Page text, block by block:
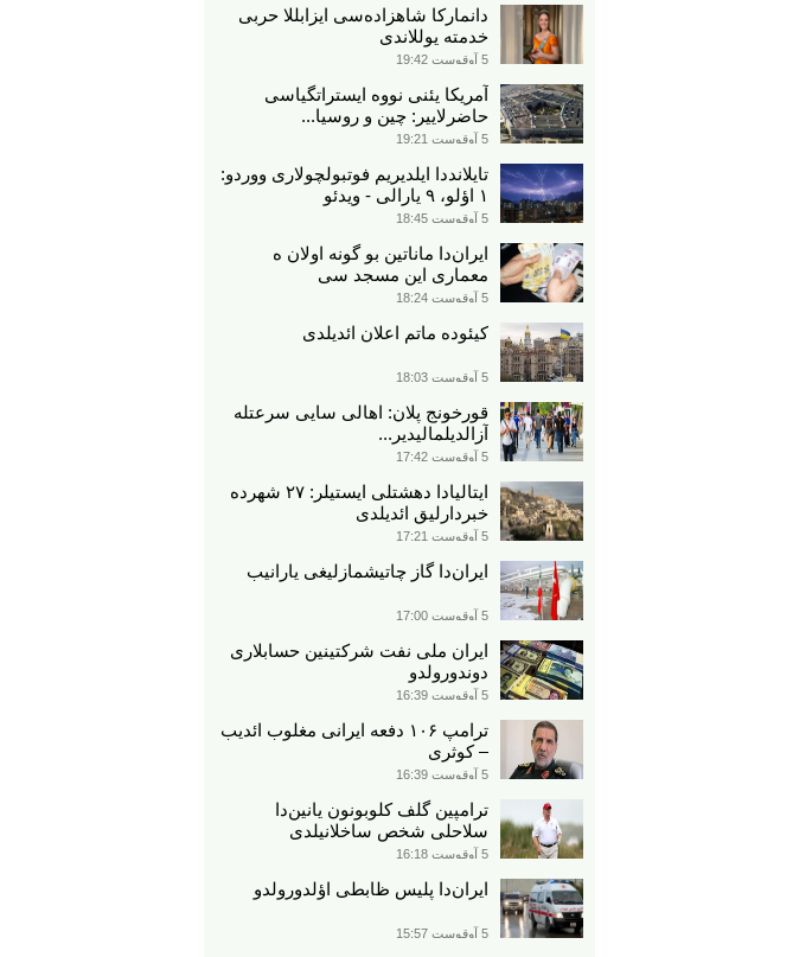
دانمارکا شاهزاده‌سی ایزابللا حربی
خدمته یوللاندی
5 آوقوست 19:42
آمریکا یئنی نووه ایستراتگیاسی
حاضرلاییر: چین و روسیا...
5 آوقوست 19:21
تایلانددا ایلدیریم فوتبولچولاری ووردو:
۱ اؤلو، ۹ یارالی - ویدئو
5 آوقوست 18:45
ایران‌دا ماناتین بو گونه اولان ه
معماری این مسجد سی
5 آوقوست 18:24
کیئوده ماتم اعلان ائدیلدی
5 آوقوست 18:03
قورخونج پلان: اهالی سایی سرعتله
آزالدیلمالیدیر...
5 آوقوست 17:42
ایتالیادا دهشتلی ایستیلر: ۲۷ شهرده
خبردارلیق ائدیلدی
5 آوقوست 17:21
ایران‌دا گاز چاتیشمازلیغی یارانیب
5 آوقوست 17:00
ایران ملی نفت شرکتینین حسابلاری
دوندورولدو
5 آوقوست 16:39
ترامپ ۱۰۶ دفعه ایرانی مغلوب ائدیب
– کوثری
5 آوقوست 16:39
ترامپین گلف کلوبونون یانین‌دا
سلاحلی شخص ساخلانیلدی
5 آوقوست 16:18
ایران‌دا پلیس ظابطی اؤلدورولدو
5 آوقوست 15:57